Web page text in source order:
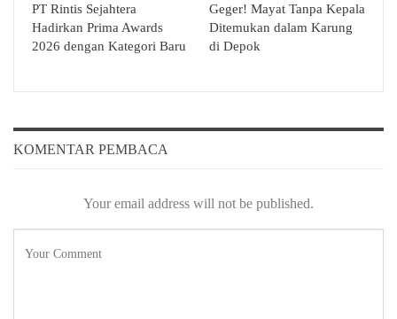
PT Rintis Sejahtera
Hadirkan Prima Awards
2026 dengan Kategori Baru
Geger! Mayat Tanpa Kepala
Ditemukan dalam Karung
di Depok
KOMENTAR PEMBACA
Your email address will not be published.